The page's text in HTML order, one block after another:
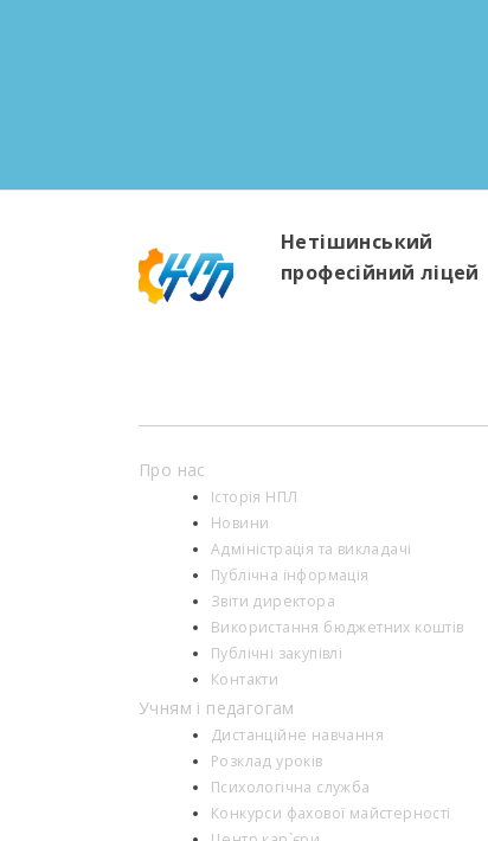
Нетішинський
професійний ліцей
Про нас
Історія НПЛ
Новини
Адміністрація та викладачі
Публічна інформація
Звіти директора
Використання бюджетних коштів
Публічні закупівлі
Контакти
Учням і педагогам
Дистанційне навчання
Розклад уроків
Психологiчна служба
Конкурси фахової майстерності